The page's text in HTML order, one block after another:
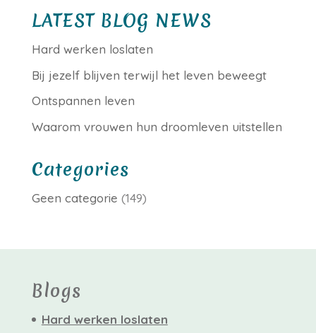
LATEST BLOG NEWS
Hard werken loslaten
Bij jezelf blijven terwijl het leven beweegt
Ontspannen leven
Waarom vrouwen hun droomleven uitstellen
Categories
Geen categorie (149)
Blogs
Hard werken loslaten